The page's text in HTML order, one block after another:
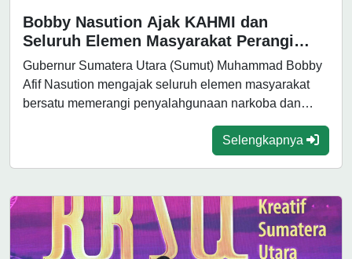
Bobby Nasution Ajak KAHMI dan
Seluruh Elemen Masyarakat Perangi
Narkoba dan LGBTQ demi Selamatkan
Generasi Muda
Gubernur Sumatera Utara (Sumut) Muhammad Bobby
Afif Nasution mengajak seluruh elemen masyarakat
bersatu memerangi penyalahgunaan narkoba dan
Selengkapnya